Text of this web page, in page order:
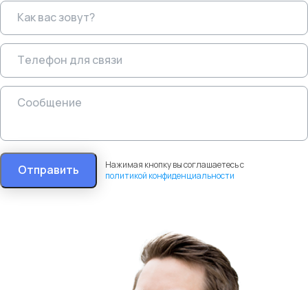
Отправить
Нажимая кнопку вы соглашаетесь с
политикой конфиденциальности